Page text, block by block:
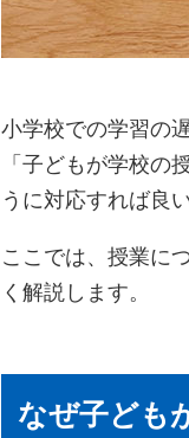
小学校での学習の
「子どもが学校
うに対応すれば良
ここでは、授業に
く解説します。
なぜ子ども